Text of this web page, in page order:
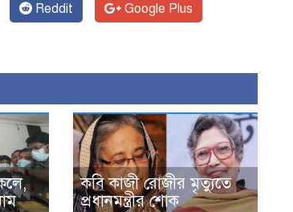
Reddit Google Plus
কবি কাজী রোজীর মৃত্যুতে
প্রধানমন্ত্রীর শোক